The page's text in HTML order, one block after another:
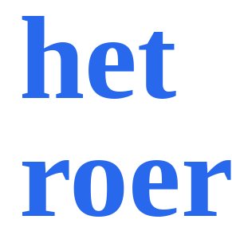
het
roer